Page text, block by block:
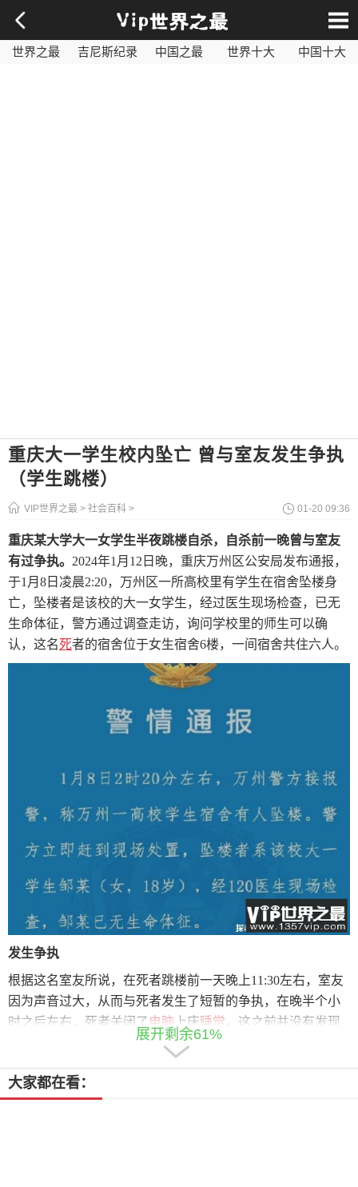
世界之最 吉尼斯纪录 中国之最 世界十大
中国十大
重庆大一学生校内坠亡 曾与室友发生争执
（学生跳楼）
VIP世界之最 > 社会百科 > 01-20 09:36
重庆某大学大一女学生半夜跳楼自杀，自杀前一晚曾与室友
有过争执。 2024年1月12日晚，重庆万州区公安局发布通报，
于1月8日凌晨2:20，万州区一所高校里有学生在宿舍坠楼身
亡，坠楼者是该校的大一女学生，经过医生现场检查，已无
生命体征，警方通过调查走访，询问学校里的师生可以确
认，这名死者的宿舍位于女生宿舍6楼，一间宿舍共住六人。
发生争执
根据这名室友所说，在死者跳楼前一天晚上11:30左右，室友
因为声音过大，从而与死者发生了短暂的争执，在晚半个小
时之后左右，死者关闭了 电脑 上床睡觉 ，这之前并没有发现
死者的任何不妥，凌晨2:10左右。住在宿舍一楼的学生突然听
确认死者的跳楼身亡是否和室友争执有直接关系。
展开剩余61%
大家都在看：